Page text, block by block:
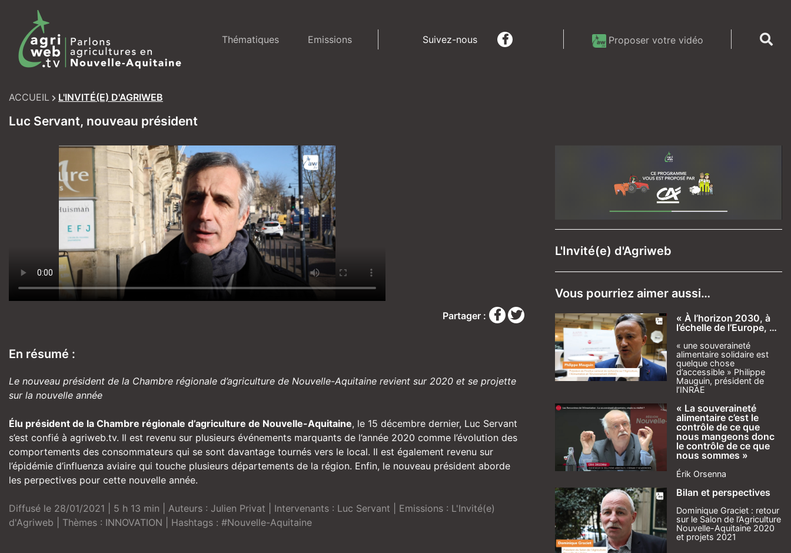
content
Thématiques Emissions Suivez-nous Proposer votre vidéo
ACCUEIL L'INVITÉ(E) D'AGRIWEB
Luc Servant, nouveau président
Partager :
En résumé :
Le nouveau président de la Chambre régionale d’agriculture de Nouvelle-Aquitaine revient sur 2020 et se projette
sur la nouvelle année
Élu président de la Chambre régionale d’agriculture de Nouvelle-Aquitaine, le 15 décembre dernier, Luc Servant
s’est confié à agriweb.tv. Il est revenu sur plusieurs événements marquants de l’année 2020 comme l’évolution des
comportements des consommateurs qui se sont davantage tournés vers le local. Il est également revenu sur
l’épidémie d’influenza aviaire qui touche plusieurs départements de la région. Enfin, le nouveau président aborde
les perpectives pour cette nouvelle année.
Diffusé le 28/01/2021 | 5 h 13 min | Auteurs : Julien Privat | Intervenants : Luc Servant | Emissions : L'Invité(e)
d'Agriweb | Thèmes : INNOVATION | Hashtags : #Nouvelle-Aquitaine
L'Invité(e) d'Agriweb
Vous pourriez aimer aussi…
« À l’horizon 2030, à
l’échelle de l’Europe, …
« une souveraineté
alimentaire solidaire est
quelque chose
d’accessible » Philippe
Mauguin, président de
l’INRAE
« La souveraineté
alimentaire c’est le
contrôle de ce que
nous mangeons donc
le contrôle de ce que
nous sommes »
Érik Orsenna
Bilan et perspectives
Dominique Graciet : retour
sur le Salon de l’Agriculture
Nouvelle-Aquitaine 2020
et projets 2021